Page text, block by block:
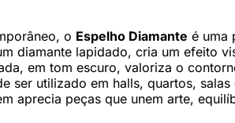
o Espelho Diamante é uma
diamante lapidado, cria um efeito
em tom escuro, valoriza o
ser utilizado em halls, quartos,
aprecia peças que unem arte,